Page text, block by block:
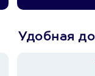
Удобная